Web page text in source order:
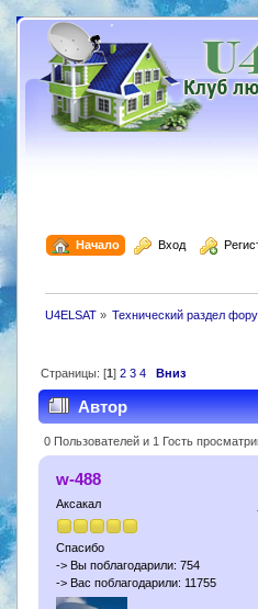
Начало Вход
U4ELSAT» Технический раздел
Страницы: [1] 2 3 4 Вниз
Автор
0 Пользователей и 1 Гость
w-488
Аксакал
Спасибо
-> Вы поблагодарили: 754
-> Вас поблагодарили: 11755